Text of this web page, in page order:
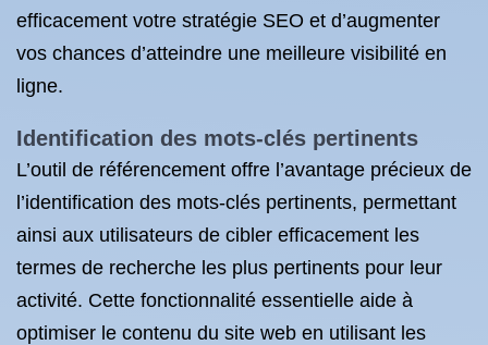
efficacement votre stratégie SEO et d’augmenter
vos chances d’atteindre une meilleure visibilité en
ligne.
Identification des mots-clés pertinents
L’outil de référencement offre l’avantage précieux de
l’identification des mots-clés pertinents, permettant
ainsi aux utilisateurs de cibler efficacement les
termes de recherche les plus pertinents pour leur
activité. Cette fonctionnalité essentielle aide à
optimiser le contenu du site web en utilisant les